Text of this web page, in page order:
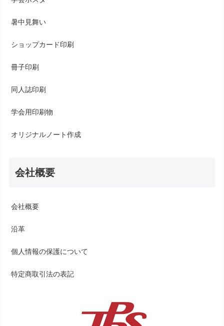
暑中見舞い
ショップカード印刷
冊子印刷
同人誌印刷
学会用印刷物
オリジナルノート作成
会社概要
会社概要
沿革
個人情報の保護について
特定商取引法の表記